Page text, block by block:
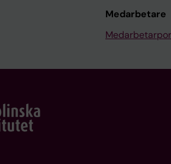
Medarbetare